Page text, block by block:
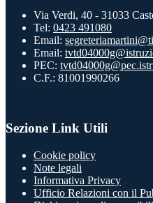
Via Verdi, 40 - 31033
Tel: 0423 491080
Email:
Email:
PEC:
C.F.: 81001990266
Sezione Link Utili
Cookie policy
Note legali
Informativa Privacy
Ufficio Relazioni con il